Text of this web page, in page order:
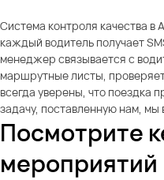
Система контроля качества в
каждый водитель получает
менеджер связывается с
маршрутные листы,
всегда уверены, что поездка
задачу, поставленную нам, мы
Посмотрите
мероприятий